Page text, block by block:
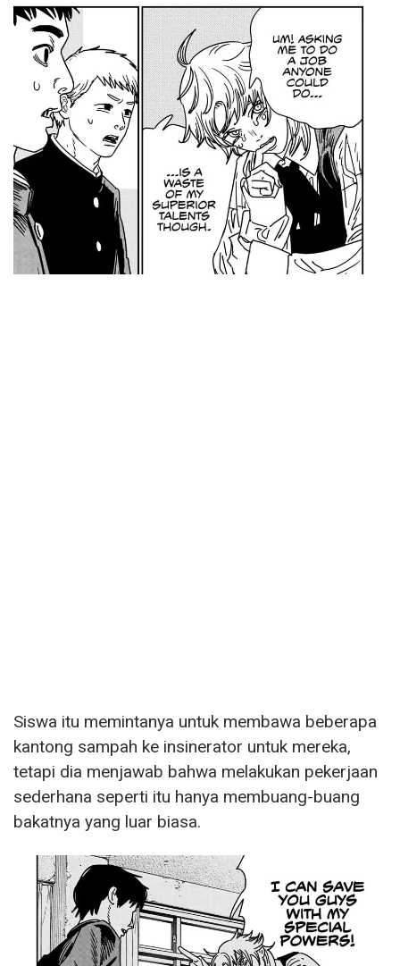
Siswa itu memintanya untuk membawa beberapa
kantong sampah ke insinerator untuk mereka,
tetapi dia menjawab bahwa melakukan pekerjaan
sederhana seperti itu hanya membuang-buang
bakatnya yang luar biasa.